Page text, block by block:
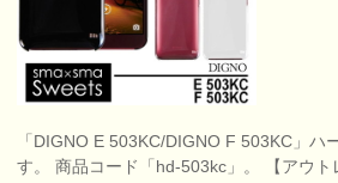
「DIGNO E 503KC/DIGNO F 503KC」ハ
す。 商品コード「hd-503kc」。 【アウト